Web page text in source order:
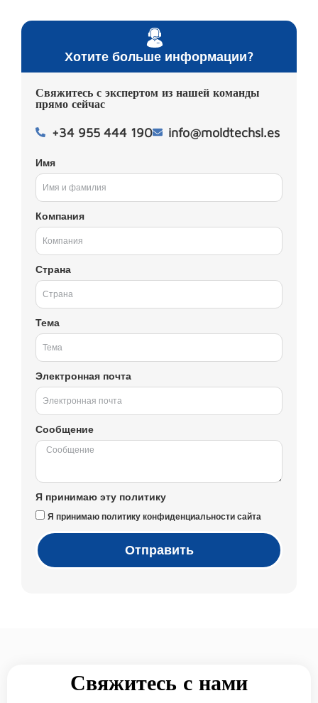
Хотите больше информации?
Свяжитесь с экспертом из нашей команды
прямо сейчас
+34 955 444 190 info@moldtechsl.es
Имя
Компания
Страна
Тема
Электронная почта
Сообщение
Я принимаю эту политику
Я принимаю политику конфиденциальности сайта
Отправить
Свяжитесь с нами